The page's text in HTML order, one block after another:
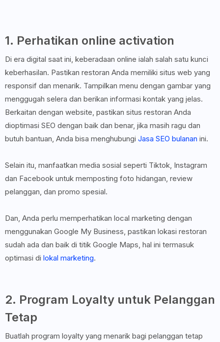
1. Perhatikan online activation
Di era digital saat ini, keberadaan online ialah salah satu kunci
keberhasilan. Pastikan restoran Anda memiliki situs web yang
responsif dan menarik. Tampilkan menu dengan gambar yang
menggugah selera dan berikan informasi kontak yang jelas.
Berkaitan dengan website, pastikan situs restoran Anda
dioptimasi SEO dengan baik dan benar, jika masih ragu dan
butuh bantuan, Anda bisa menghubungi Jasa SEO bulanan ini.
Selain itu, manfaatkan media sosial seperti Tiktok, Instagram
dan Facebook untuk memposting foto hidangan, review
pelanggan, dan promo spesial.
Dan, Anda perlu memperhatikan local marketing dengan
menggunakan Google My Business, pastikan lokasi restoran
sudah ada dan baik di titik Google Maps, hal ini termasuk
optimasi di lokal marketing.
2. Program Loyalty untuk Pelanggan
Tetap
Buatlah program loyalty yang menarik bagi pelanggan tetap